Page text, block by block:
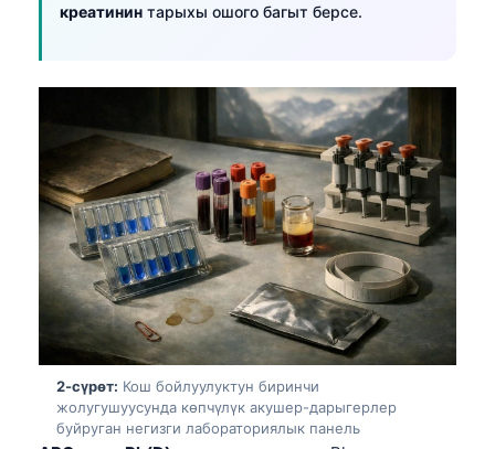
креатинин тарыхы ошого багыт берсе.
2-сүрөт: Кош бойлуулуктун биринчи
жолугушуусунда көпчүлүк акушер-дарыгерлер
буйруган негизги лабораториялык панель